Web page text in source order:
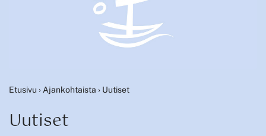
Etusivu ›Ajankohtaista › Uutiset
Uutiset